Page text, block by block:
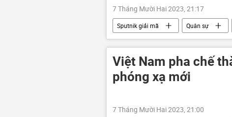
7 Tháng Mười Hai 2023, 21:17
Sputnik giải mã Quân sự
"Rostec"
Quân đội Nga
Việt Nam pha chế
phóng xạ mới
7 Tháng Mười Hai 2023, 21:00